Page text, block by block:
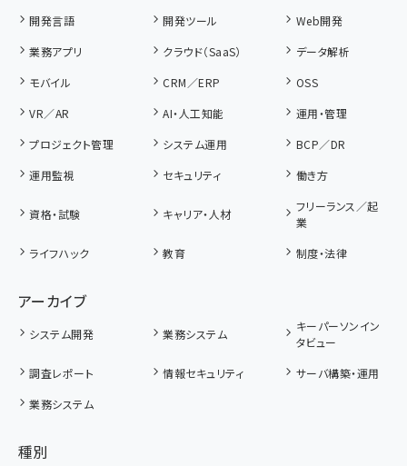
開発言語
開発ツール
Web開発
業務アプリ
クラウド（SaaS）
データ解析
モバイル
CRM／ERP
OSS
VR／AR
AI・人工知能
運用・管理
プロジェクト管理
システム運用
BCP／DR
運用監視
セキュリティ 働き方
資格・試験 キャリア・人材
フリーランス／起
業
ライフハック
教育 制度・法律
アーカイブ
システム開発 業務システム
キーパーソンイン
タビュー
調査レポート
情報セキュリティ
サーバ構築・運用
業務システム
種別